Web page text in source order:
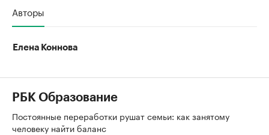
Авторы
Елена Коннова
РБК Образование
Постоянные переработки рушат семьи: как занятому
человеку найти баланс